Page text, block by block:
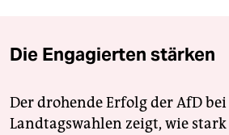
Die Engagierten stärken
Der drohende Erfolg der AfD
Landtagswahlen zeigt, wie